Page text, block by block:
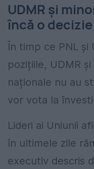
UDMR și
încă o decizie
În timp ce PNL și
pozițiile, UDMR
naționale nu au
vor vota la
Lideri ai Uniunii
în ultimele zile
executiv descris